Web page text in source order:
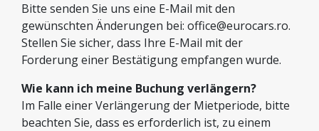
Bitte senden Sie uns eine E-Mail mit den
gewünschten Änderungen bei: office@eurocars.ro.
Stellen Sie sicher, dass Ihre E-Mail mit der
Forderung einer Bestätigung empfangen wurde.
Wie kann ich meine Buchung verlängern?
Im Falle einer Verlängerung der Mietperiode, bitte
beachten Sie, dass es erforderlich ist, zu einem